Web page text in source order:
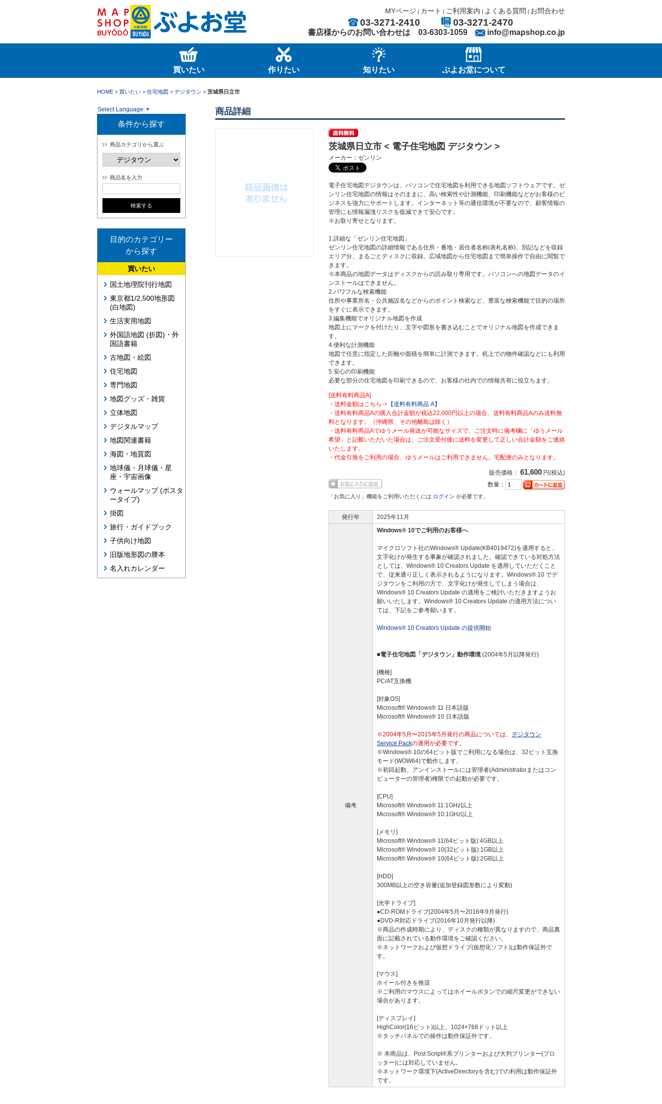
MYページ | カート | ご利用案内 | よくある質問 | お問合わせ
03-3271-2410 03-3271-2470
書店様からのお問い合わせは 03-6303-1059 info@mapshop.co.jp
買いたい 作りたい 知りたい ぶよお堂について
HOME > 買いたい > 住宅地図 > デジタウン > 茨城県日立市
Select Language ▼
条件から探す
商品カテゴリから選ぶ
商品名を入力
目的のカテゴリー
から探す
買いたい
国土地理院刊行地図
東京都1/2,500地形図
(白地図)
生活実用地図
外国語地図 (折図)・外
国語書籍
古地図・絵図
住宅地図
専門地図
地図グッズ・雑貨
立体地図
デジタルマップ
地図関連書籍
海図・地質図
地球儀・月球儀・星
座・宇宙画像
ウォールマップ (ポスタ
ータイプ)
掛図
旅行・ガイドブック
子供向け地図
旧版地形図の謄本
名入れカレンダー
商品詳細
茨城県日立市 < 電子住宅地図 デジタウン >
メーカー：ゼンリン
電子住宅地図デジタウンは、パソコンで住宅地図を利用できる地図ソフトウェアです。ゼ
ンリン住宅地図の情報はそのままに、高い検索性や計測機能、印刷機能などがお客様のビ
ジネスを強力にサポートします。インターネット等の通信環境が不要なので、顧客情報の
管理にも情報漏洩リスクを低減できて安心です。
※お取り寄せとなります。
1.詳細な「ゼンリン住宅地図」
ゼンリン住宅地図の詳細情報である住所・番地・居住者名称(表札名称)、別記などを収録
エリア分、まるごとディスクに収録。広域地図から住宅地図まで簡単操作で自由に閲覧で
きます。
※本商品の地図データはディスクからの読み取り専用です。パソコンへの地図データのイ
ンストールはできません。
2.パワフルな検索機能
住所や事業所名・公共施設名などからのポイント検索など、豊富な検索機能で目的の場所
をすぐに表示できます。
3.編集機能でオリジナル地図を作成
地図上にマークを付けたり、文字や図形を書き込むことでオリジナル地図を作成できま
す。
4.便利な計測機能
地図で任意に指定した距離や面積を簡単に計測できます。机上での物件確認などにも利用
できます。
5.安心の印刷機能
必要な部分の住宅地図を印刷できるので、お客様の社内での情報共有に役立ちます。
[送料有料商品A]
・送料金額はこちら⇒ 【送料有料商品 A】
・送料有料商品Aの購入合計金額が税込22,000円以上の場合、送料有料商品Aのみ送料無
料となります。（沖縄県、その他離島は除く）
・送料有料商品Aでゆうメール発送が可能なサイズで、ご注文時に備考欄に「ゆうメール
希望」と記載いただいた場合は、ご注文受付後に送料を変更して正しい合計金額をご連絡
いたします。
・代金引換をご利用の場合、ゆうメールはご利用できません。宅配便のみとなります。
販売価格： 61,600 円(税込)
数量：
「お気に入り」機能をご利用いただくには ログイン が必要です。
発行年 2025年11月
備考
Windows® 10でご利用のお客様へ
マイクロソフト社のWindows® Update(KB4019472)を適用すると、
文字化けが発生する事象が確認されました。確認できている対処方法
としては、Windows® 10 Creators Update を適用していただくこと
で、従来通り正しく表示されるようになります。Windows® 10 でデ
ジタウンをご利用の方で、文字化けが発生してしまう場合は、
Windows® 10 Creators Update の適用をご検討いただきますようお
願いいたします。Windows® 10 Creators Update の適用方法につい
ては、下記をご参考願います。
Windows® 10 Creators Update の提供開始
■電子住宅地図「デジタウン」動作環境 (2004年5月以降発行)
[機種]
PC/AT互換機
[対象OS]
Microsoft® Windows® 11 日本語版
Microsoft® Windows® 10 日本語版
※2004年5月〜2015年5月発行の商品については、 デジタウン
Service Packの適用が必要です。
※Windows® 10の64ビット版でご利用になる場合は、32ビット互換
モード(WOW64)で動作します。
※初回起動、アンインストールには管理者(Administratorまたはコン
ピューターの管理者)権限での起動が必要です。
[CPU]
Microsoft® Windows® 11:1GHz以上
Microsoft® Windows® 10:1GHz以上
[メモリ]
Microsoft® Windows® 11(64ビット版):4GB以上
Microsoft® Windows® 10(32ビット版):1GB以上
Microsoft® Windows® 10(64ビット版):2GB以上
[HDD]
300MB以上の空き容量(追加登録図形数により変動)
[光学ドライブ]
●CD-ROMドライブ(2004年5月〜2016年9月発行)
●DVD-R対応ドライブ(2016年10月発行以降)
※商品の作成時期により、ディスクの種類が異なりますので、商品裏
面に記載されている動作環境をご確認ください。
※ネットワークおよび仮想ドライブ(仮想化ソフト)は動作保証外で
す。
[マウス]
ホイール付きを推奨
※ご利用のマウスによってはホイールボタンでの縮尺変更ができない
場合があります。
[ディスプレイ]
HighColor(16ビット)以上、1024×768ドット以上
※タッチパネルでの操作は動作保証外です。
※ 本商品は、Post Script®系プリンターおよび大判プリンター(プロ
ッター)には対応していません。
※ネットワーク環境下(ActiveDirectoryを含む)での利用は動作保証外
です。